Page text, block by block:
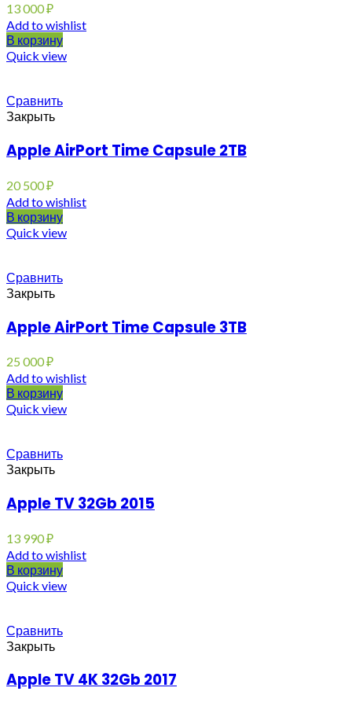
13 000₽
Add to wishlist
В корзину
Quick view
Сравнить
Закрыть
Apple AirPort Time Capsule 2TB
20 500₽
Add to wishlist
В корзину
Quick view
Сравнить
Закрыть
Apple AirPort Time Capsule 3TB
25 000₽
Add to wishlist
В корзину
Quick view
Сравнить
Закрыть
Apple TV 32Gb 2015
13 990₽
Add to wishlist
В корзину
Quick view
Сравнить
Закрыть
Apple TV 4K 32Gb 2017